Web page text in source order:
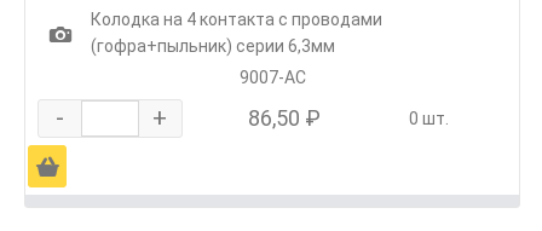
1
Колодка на 4 контакта с проводами
(гофра+пыльник) серии 6,3мм
9007-АС
- + 86,50 ₽ 0 шт.
Ä